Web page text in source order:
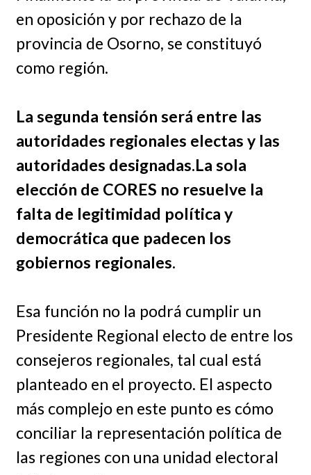
en oposición y por rechazo de la
provincia de Osorno, se constituyó
como región.
La segunda tensión será entre las
autoridades regionales electas y las
autoridades designadas.La sola
elección de CORES no resuelve la
falta de legitimidad política y
democrática que padecen los
gobiernos regionales.
Esa función no la podrá cumplir un
Presidente Regional electo de entre los
consejeros regionales, tal cual está
planteado en el proyecto. El aspecto
más complejo en este punto es cómo
conciliar la representación política de
las regiones con una unidad electoral